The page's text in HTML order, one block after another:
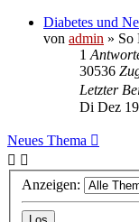
Diabetes und
von admin » So
1
30536
Letzter
Di Dez
Neues Thema
Anzeigen: